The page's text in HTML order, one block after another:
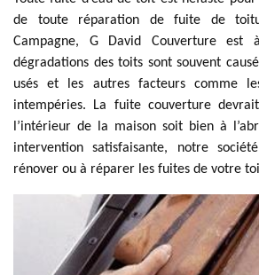
de toute réparation de fuite de
Campagne, G David Couverture est
dégradations des toits sont souvent
usés et les autres facteurs comme
intempéries. La fuite couverture
l’intérieur de la maison soit bien à
intervention satisfaisante, notre
rénover ou à réparer les fuites de votre